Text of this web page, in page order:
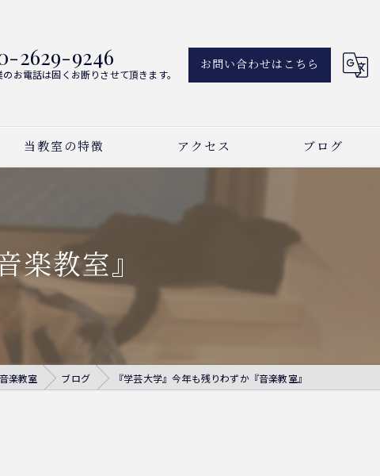
2629-9246
お電話は固くお断りさせて頂きます。
お問い合わせはこちら
当教室の特徴
作曲
アクセス ブログ
楽教室』
楽教室 ブログ 『学芸大学』今年も残りわずか『音楽教室』